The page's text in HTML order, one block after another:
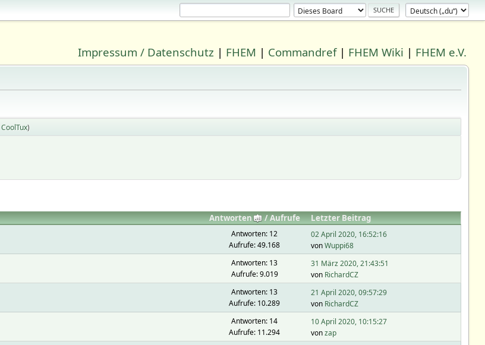
Impressum / Datenschutz | FHEM | Commandref| FHEM Wiki | FHEM e.V.
CoolTux)
Antworten /Aufrufe
Letzter Beitrag
Antworten: 12
Aufrufe: 49.168
02 April 2020, 16:52:16
vonWuppi68
Antworten: 13
Aufrufe: 9.019
31 März 2020, 21:43:51
von RichardCZ
Antworten: 13
Aufrufe: 10.289
21 April 2020, 09:57:29
von RichardCZ
Antworten: 14
Aufrufe: 11.294
10 April 2020, 10:15:27
vonzap